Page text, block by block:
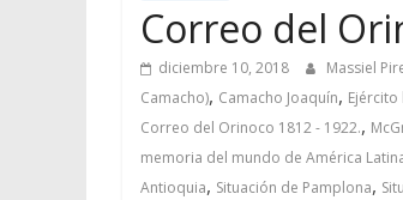
Correo del
diciembre 10, 2018 Massiel
Camacho), Camacho Joaquín,
Correo del Orinoco 1812 - 1922.,
memoria del mundo de América
Antioquia, Situación de Pamplona,